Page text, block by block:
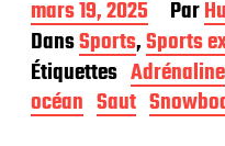
D
a
t
e
d
e
mars 19, 2025 Par
DansSports,Sports
Étiquettes Adrénaline
océan Saut